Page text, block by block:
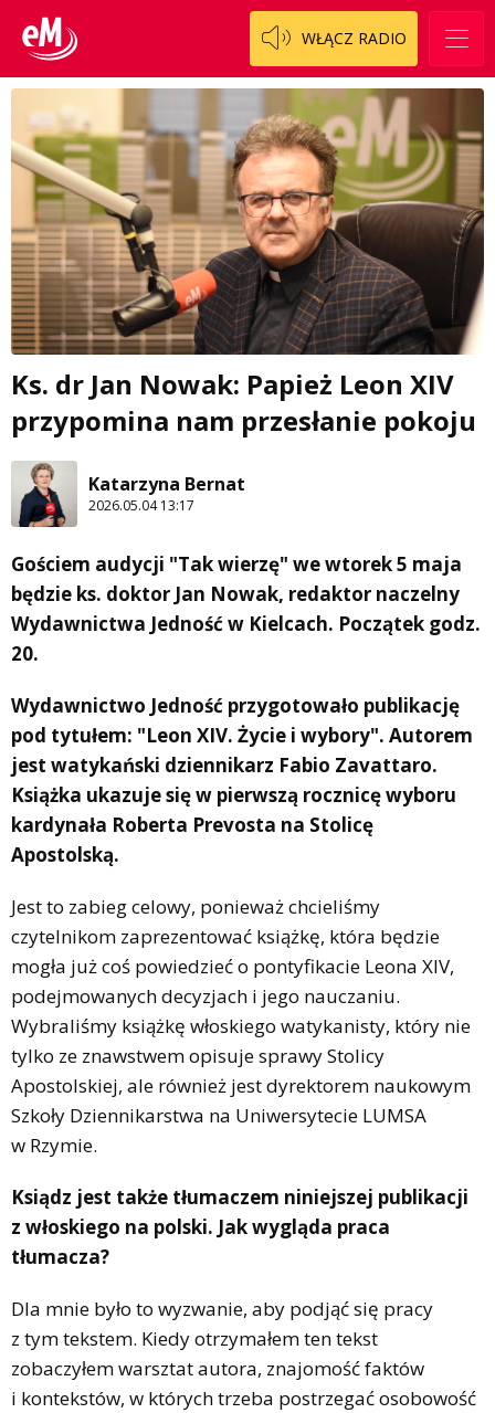
WŁĄCZ RADIO
Ks. dr Jan Nowak: Papież Leon XIV
przypomina nam przesłanie pokoju
Katarzyna Bernat
2026.05.04 13:17
Gościem audycji "Tak wierzę" we wtorek 5 maja
będzie ks. doktor Jan Nowak, redaktor naczelny
Wydawnictwa Jedność w Kielcach. Początek godz.
20.
Wydawnictwo Jedność przygotowało publikację
pod tytułem: "Leon XIV. Życie i wybory". Autorem
jest watykański dziennikarz Fabio Zavattaro.
Książka ukazuje się w pierwszą rocznicę wyboru
kardynała Roberta Prevosta na Stolicę
Apostolską.
Jest to zabieg celowy, ponieważ chcieliśmy
czytelnikom zaprezentować książkę, która będzie
mogła już coś powiedzieć o pontyfikacie Leona XIV,
podejmowanych decyzjach i jego nauczaniu.
Wybraliśmy książkę włoskiego watykanisty, który nie
tylko ze znawstwem opisuje sprawy Stolicy
Apostolskiej, ale również jest dyrektorem naukowym
Szkoły Dziennikarstwa na Uniwersytecie LUMSA
w Rzymie.
Ksiądz jest także tłumaczem niniejszej publikacji
z włoskiego na polski. Jak wygląda praca
tłumacza?
Dla mnie było to wyzwanie, aby podjąć się pracy
z tym tekstem. Kiedy otrzymałem ten tekst
zobaczyłem warsztat autora, znajomość faktów
i kontekstów, w których trzeba postrzegać osobowość